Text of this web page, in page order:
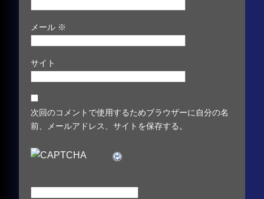
メール ※
サイト
次回のコメントで使用するためブラウザーに自分の名
前、メールアドレス、サイトを保存する。